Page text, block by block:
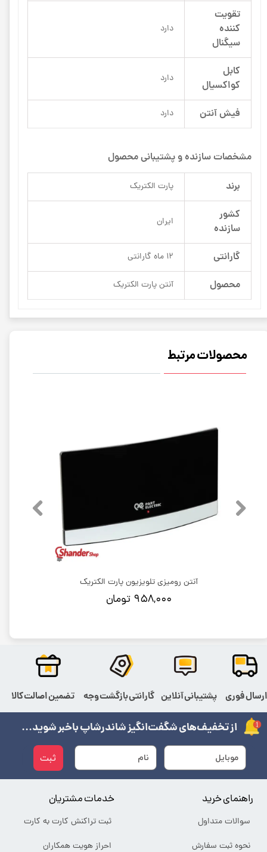
تقویت
کننده‌
سیگنال
دارد
کابل
کواکسیال
دارد
فیش آنتن دارد
مشخصات سازنده و پشتیبانی محصول
برند پارت الکتریک
کشور
سازنده
ایران
گارانتی 12 ماه گارانتی
محصول آنتن پارت الکتریک
محصولات مرتبط
آنتن رومیزی تلویزیون پارت الکتریک
۹۵۸,۰۰۰ تومان
ثبت
از تخفیف‌های شگفت‌انگیز شاندرشاپ باخبر شوید...
خدمات مشتریان
ثبت تراکنش کارت به کارت
احراز هویت همکاران
راهنمای خرید
سوالات متداول
نحوه ثبت سفارش
ارسال فوری پشتیبانی آنلاین گارانتی بازگشت وجه تضمین اصالت کالا